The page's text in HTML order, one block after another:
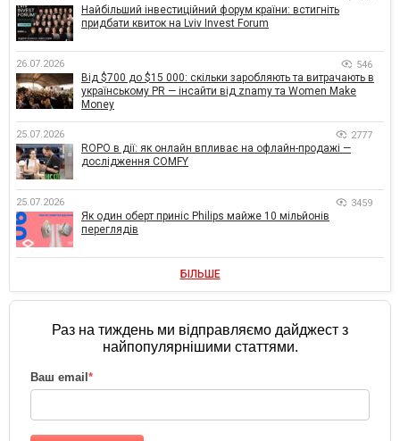
Найбільший інвестиційний форум країни: встигніть
придбати квиток на Lviv Invest Forum
26.07.2026 546
Від $700 до $15 000: скільки заробляють та витрачають в
українському PR — інсайти від znamy та Women Make
Money
25.07.2026 2777
ROPO в дії: як онлайн впливає на офлайн-продажі —
дослідження COMFY
25.07.2026 3459
Як один оберт приніс Philips майже 10 мільйонів
переглядів
БІЛЬШЕ
Раз на тиждень ми відправляємо дайджест з
найпопулярнішими статтями.
Ваш email *